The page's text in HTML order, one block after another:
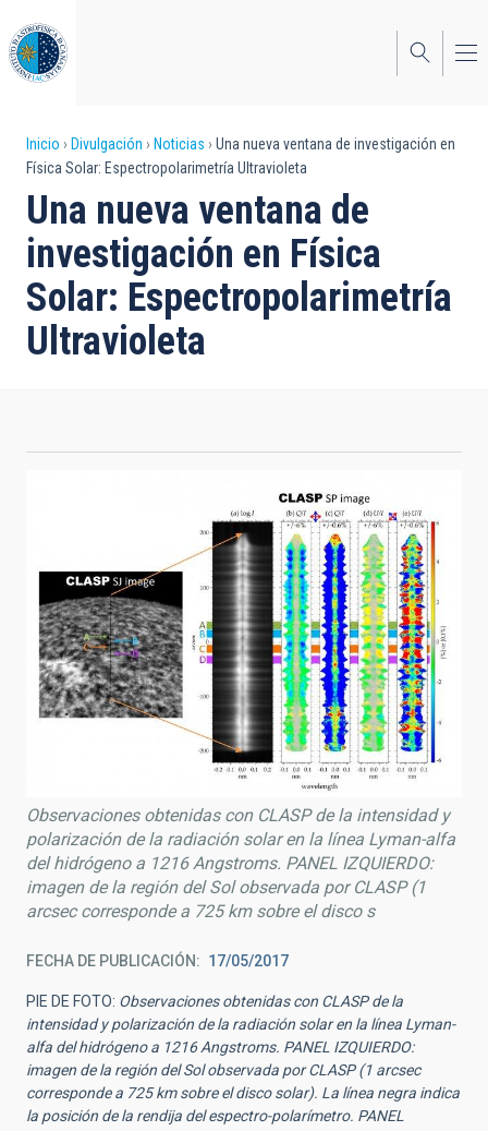
al
contenido
principal
Sobrescribir
enlaces
de
ayuda
a
la
Inicio Divulgación Noticias
Una nueva ventana de investigación en
Física Solar: Espectropolarimetría Ultravioleta
Una nueva ventana de
investigación en Física
Solar: Espectropolarimetría
Ultravioleta
Observaciones obtenidas con CLASP de la intensidad y
polarización de la radiación solar en la línea Lyman-alfa
del hidrógeno a 1216 Angstroms. PANEL IZQUIERDO:
imagen de la región del Sol observada por CLASP (1
arcsec corresponde a 725 km sobre el disco s
FECHA DE PUBLICACIÓN 17/05/2017
PIE DE FOTO: Observaciones obtenidas con CLASP de la
intensidad y polarización de la radiación solar en la línea Lyman-
alfa del hidrógeno a 1216 Angstroms. PANEL IZQUIERDO:
imagen de la región del Sol observada por CLASP (1 arcsec
corresponde a 725 km sobre el disco solar). La línea negra indica
la posición de la rendija del espectro-polarímetro. PANEL